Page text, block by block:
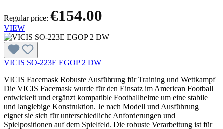
Regular price: €154.00
VIEW
VICIS SO-223E EGOP 2 DW
VICIS Facemask Robuste Ausführung für Training und Wettkampf
Die VICIS Facemask wurde für den Einsatz im American Football
entwickelt und ergänzt kompatible Footballhelme um eine stabile
und langlebige Konstruktion. Je nach Modell und Ausführung
eignet sie sich für unterschiedliche Anforderungen und
Spielpositionen auf dem Spielfeld. Die robuste Verarbeitung ist für